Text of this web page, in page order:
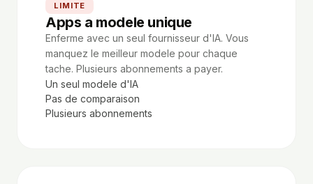
LIMITE
Apps a modele unique
Enferme avec un seul fournisseur d'IA. Vous
manquez le meilleur modele pour chaque
tache. Plusieurs abonnements a payer.
Un seul modele d'IA
Pas de comparaison
Plusieurs abonnements